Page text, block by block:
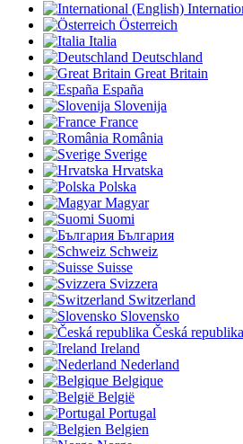
Österreich
Italia
Deutschland
Great Britain
España
Slovenija
France
România
Sverige
Hrvatska
Polska
Magyar
Suomi
България
Schweiz
Suisse
Svizzera
Switzerland
Slovensko
Česká republika
Ireland
Nederland
Belgique
België
Portugal
Belgien